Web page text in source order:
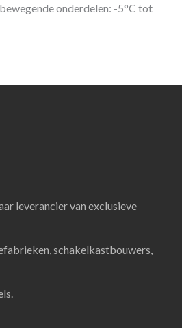
onderdelen: -5°C tot
leverancier van exclusieve
schakelkastbouwers,